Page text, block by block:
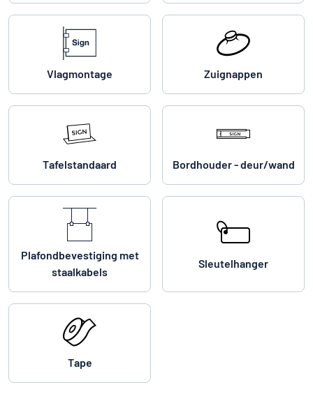
Vlagmontage Zuignappen
Tafelstandaard Bordhouder - deur/wand
Plafondbevestiging met
staalkabels
Sleutelhanger
Tape